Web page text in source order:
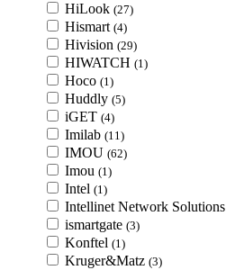
HiLook (27)
Hismart (4)
Hivision (29)
HIWATCH (1)
Hoco (1)
Huddly (5)
iGET (4)
Imilab (11)
IMOU (62)
Imou (1)
Intel (1)
Intellinet Network Solutions
ismartgate (3)
Konftel (1)
Kruger&Matz (3)